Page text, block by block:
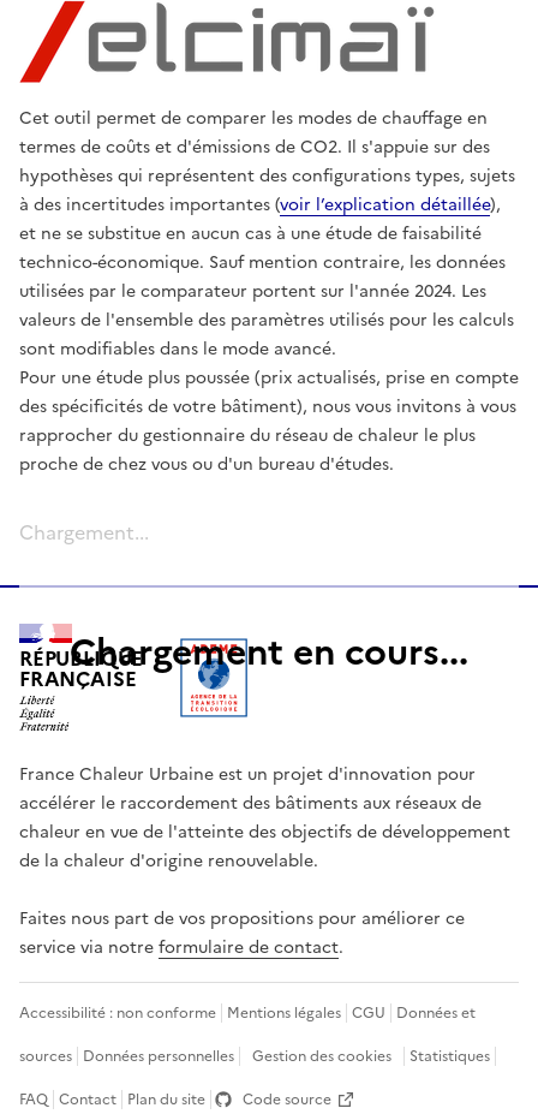
Cet outil permet de comparer les modes de chauffageen
termes de coûts et d'émissions de CO2. Il s'appuie sur des
hypothèses qui représentent des configurations types, sujets
à des incertitudes importantes (voir l’explication détaillée),
et ne se substitue en aucun cas à une étude de faisabilité
technico-économique. Sauf mention contraire, les données
utilisées par le comparateur portent sur l'année 2024. Les
valeurs de l'ensemble des paramètres utilisés pour les calculs
sont modifiablesdans le mode avancé.
Pour une étude plus poussée (prix actualisés, prise en compte
des spécificités de votre bâtiment), nous vous invitons à vous
rapprocher du gestionnaire du réseau de chaleur le plus
proche de chez vous ou d'un bureau d'études.
Chargement...
RÉPUBLIQUE
FRANÇAISE
France Chaleur Urbaine est un projet d'innovation pour
accélérer le raccordement des bâtiments aux réseaux de
chaleur en vue de l'atteinte des objectifs de développement
de la chaleur d'origine renouvelable.
Faites nous part de vos propositions pour améliorer ce
service via notreformulaire de contact.
Accessibilité : non conforme Mentions légales CGU
Données et
sources Données personnelles Gestion des cookies
Statistiques
FAQ Contact Plan du site Code source